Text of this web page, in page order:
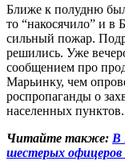
Ближе к полудню
то “накосячило” и в
сильный пожар.
решились. Уже
сообщением про
Марьинку, чем
роспропаганды о
населенных пунктов.
Читайте также: В
шестерых